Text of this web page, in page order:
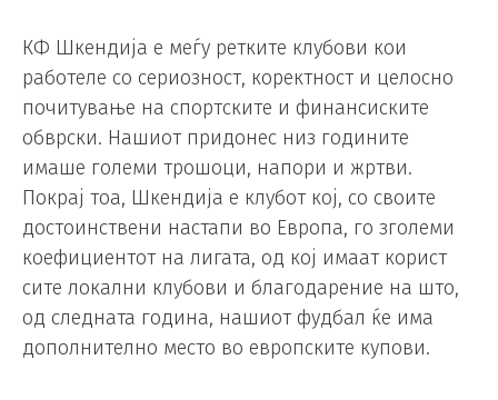
КФ Шкендија е меѓу ретките клубови кои
работеле со сериозност, коректност и целосно
почитување на спортските и финансиските
обврски. Нашиот придонес низ годините
имаше големи трошоци, напори и жртви.
Покрај тоа, Шкендија е клубот кој, со своите
достоинствени настапи во Европа, го зголеми
коефициентот на лигата, од кој имаат корист
сите локални клубови и благодарение на што,
од следната година, нашиот фудбал ќе има
дополнително место во европските купови.